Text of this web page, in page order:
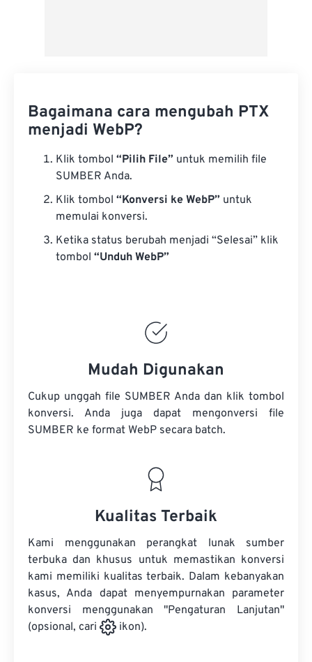
Bagaimana cara mengubah PTX
menjadi WebP?
Klik tombol “Pilih File” untuk memilih file
SUMBER Anda.
Klik tombol “Konversi ke WebP” untuk
memulai konversi.
Ketika status berubah menjadi “Selesai” klik
tombol “Unduh WebP”
Mudah Digunakan
Cukup unggah file SUMBER Anda dan klik tombol
konversi. Anda juga dapat mengonversi file
SUMBER ke format WebP secara batch.
Kualitas Terbaik
Kami menggunakan perangkat lunak sumber
terbuka dan khusus untuk memastikan konversi
kami memiliki kualitas terbaik. Dalam kebanyakan
kasus, Anda dapat menyempurnakan parameter
konversi menggunakan "Pengaturan Lanjutan"
(opsional, cari
ikon).